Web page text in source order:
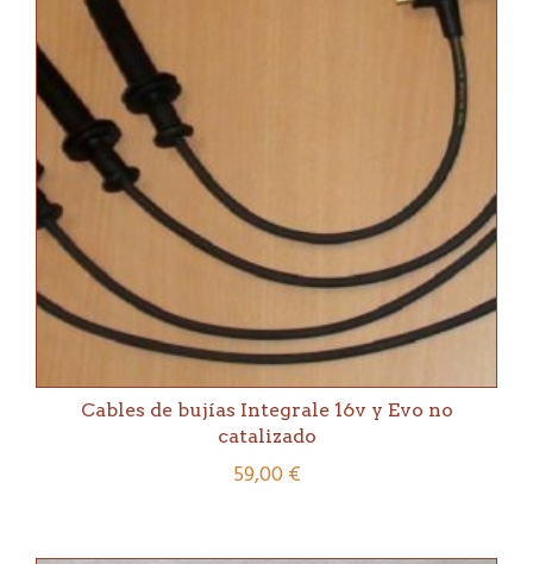
Cables de bujías Integrale 16v y Evo no
catalizado
59,00€